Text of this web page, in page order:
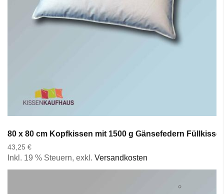
80 x 80 cm Kopfkissen mit 1500 g Gänsefedern
43,25 €
Inkl. 19 % Steuern, exkl. Versandkosten